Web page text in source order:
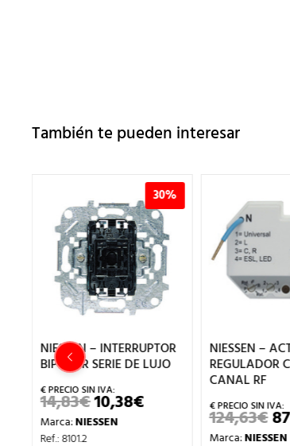
También te pueden interesar
30%
NIESSEN – INTERRUPTOR
BIPOLAR SERIE DE LUJO
14,83€EL
PRECIO
ORIGINAL
10,38€EL
PRECIO
Marca:NIESSEN
Ref.: 8101.2
NIESSEN –
REGULADOR
CANAL RF
124,63€EL
Marca:NIESSEN